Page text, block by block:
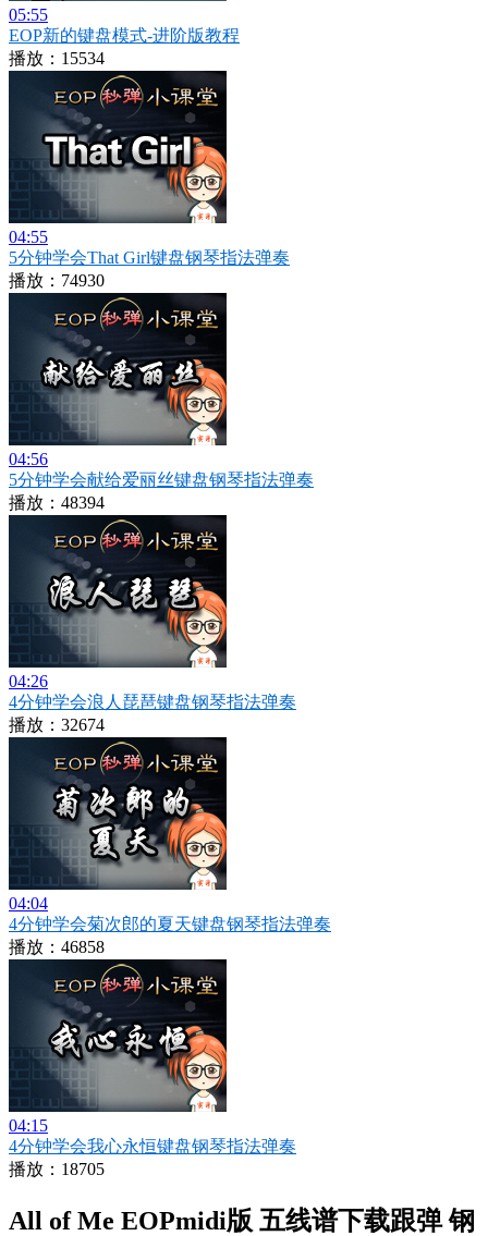
05:55
EOP新的键盘模式-进阶版教程
播放：15534
04:55
5分钟学会That Girl键盘钢琴指法弹奏
播放：74930
04:56
5分钟学会献给爱丽丝键盘钢琴指法弹奏
播放：48394
04:26
4分钟学会浪人琵琶键盘钢琴指法弹奏
播放：32674
04:04
4分钟学会菊次郎的夏天键盘钢琴指法弹奏
播放：46858
04:15
4分钟学会我心永恒键盘钢琴指法弹奏
播放：18705
All of Me EOPmidi版 五线谱下载跟弹 钢